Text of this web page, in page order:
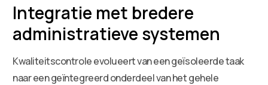
Integratie met bredere
administratieve systemen
Kwaliteitscontrole evolueert van een geïsoleerde taak
naar een geïntegreerd onderdeel van het gehele